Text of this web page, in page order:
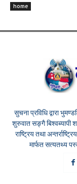
home
सुचना प्रविधि द्वारा
शुरुवात सङ्गै बिश्वब्यापी
राष्ट्रिय तथा
मार्फत सत्यतथ्य